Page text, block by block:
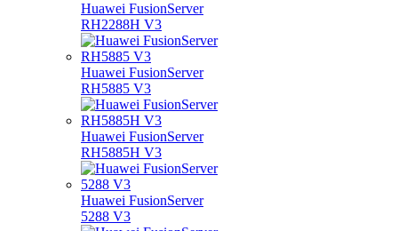
Huawei FusionServer
RH2288H V3
Huawei FusionServer
RH5885 V3
Huawei FusionServer
RH5885H V3
Huawei FusionServer
5288 V3